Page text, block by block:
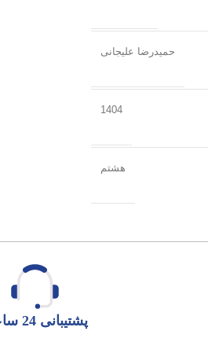
حمیدرضا علیجانی
1404
هشتم
پشتیبانی 24 ساعته